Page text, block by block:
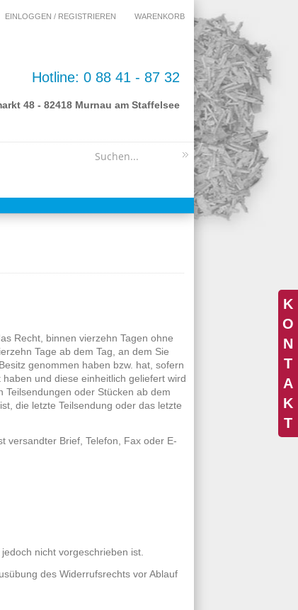
EINLOGGEN / REGISTRIEREN WARENKORB
Hotline: 0 88 41 - 87 32
48 - 82418 Murnau am Staffelsee
Recht, binnen vierzehn Tagen ohne
Tage ab dem Tag, an dem Sie
genommen haben bzw. hat, sofern
und diese einheitlich geliefert wird
Teilsendungen oder Stücken ab dem
die letzte Teilsendung oder das letzte
versandter Brief, Telefon, Fax oder E-
nicht vorgeschrieben ist.
des Widerrufsrechts vor Ablauf
K
O
N
T
A
K
T